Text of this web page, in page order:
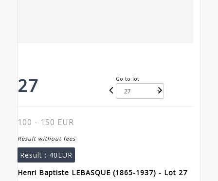
27 Go to lot
100 - 150 EUR
Result without fees
Result : 40EUR
Henri Baptiste LEBASQUE (1865-1937) - Lot 27